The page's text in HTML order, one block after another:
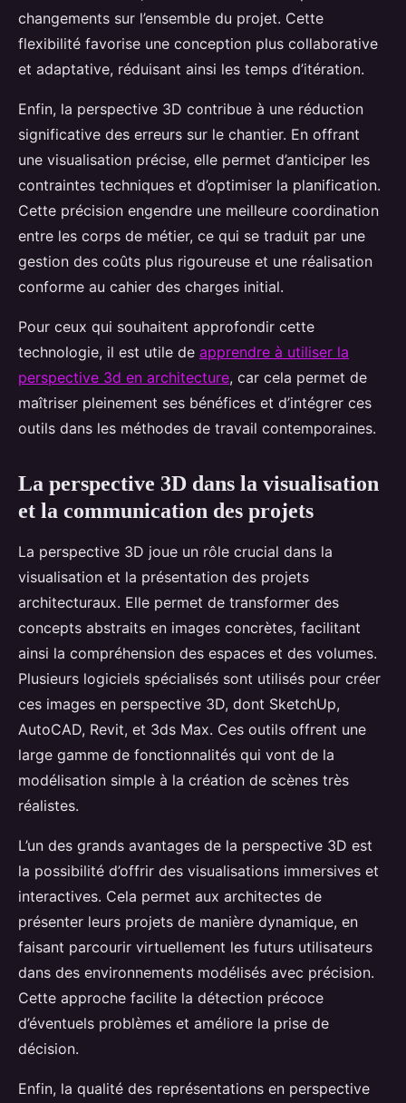
changements sur l’ensemble du projet. Cette
flexibilité favorise une conception plus collaborative
et adaptative, réduisant ainsi les temps d’itération.
Enfin, la perspective 3D contribue à une réduction
significative des erreurs sur le chantier. En offrant
une visualisation précise, elle permet d’anticiper les
contraintes techniques et d’optimiser la planification.
Cette précision engendre une meilleure coordination
entre les corps de métier, ce qui se traduit par une
gestion des coûts plus rigoureuse et une réalisation
conforme au cahier des charges initial.
Pour ceux qui souhaitent approfondir cette
technologie, il est utile de apprendre à utiliser la
perspective 3d en architecture, car cela permet de
maîtriser pleinement ses bénéfices et d’intégrer ces
outils dans les méthodes de travail contemporaines.
La perspective 3D dans la visualisation
et la communication des projets
La perspective 3D joue un rôle crucial dans la
visualisation et la présentation des projets
architecturaux. Elle permet de transformer des
concepts abstraits en images concrètes, facilitant
ainsi la compréhension des espaces et des volumes.
Plusieurs logiciels spécialisés sont utilisés pour créer
ces images en perspective 3D, dont SketchUp,
AutoCAD, Revit, et 3ds Max. Ces outils offrent une
large gamme de fonctionnalités qui vont de la
modélisation simple à la création de scènes très
réalistes.
L’un des grands avantages de la perspective 3D est
la possibilité d’offrir des visualisations immersives et
interactives. Cela permet aux architectes de
présenter leurs projets de manière dynamique, en
faisant parcourir virtuellement les futurs utilisateurs
dans des environnements modélisés avec précision.
Cette approche facilite la détection précoce
d’éventuels problèmes et améliore la prise de
décision.
Enfin, la qualité des représentations en perspective